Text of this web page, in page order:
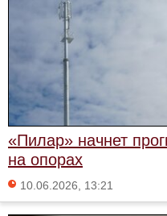
«Пилар» начнет
на опорах
10.06.2026, 13:21